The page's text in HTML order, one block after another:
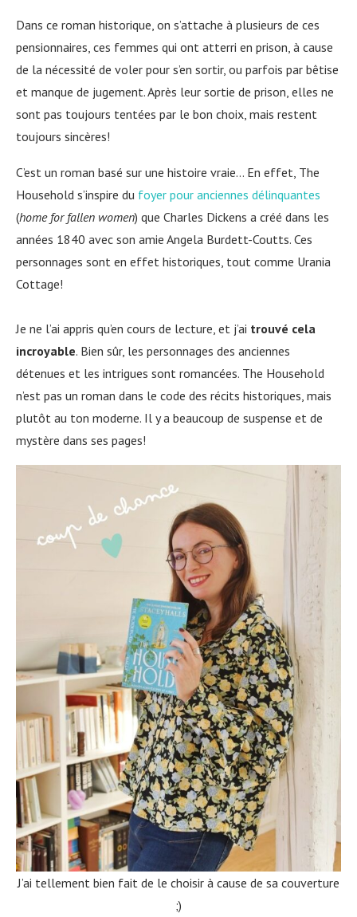
Dans ce roman historique, on s’attache à plusieurs de ces
pensionnaires, ces femmes qui ont atterri en prison, à cause
de la nécessité de voler pour s’en sortir, ou parfois par bêtise
et manque de jugement. Après leur sortie de prison, elles ne
sont pas toujours tentées par le bon choix, mais restent
toujours sincères!
C’est un roman basé sur une histoire vraie… En effet, The
Household s’inspire du foyer pour anciennes délinquantes
(home for fallen women) que Charles Dickens a créé dans les
années 1840 avec son amie Angela Burdett-Coutts. Ces
personnages sont en effet historiques, tout comme Urania
Cottage!
Je ne l’ai appris qu’en cours de lecture, et j’ai trouvé cela
incroyable. Bien sûr, les personnages des anciennes
détenues et les intrigues sont romancées. The Household
n’est pas un roman dans le code des récits historiques, mais
plutôt au ton moderne. Il y a beaucoup de suspense et de
mystère dans ses pages!
J’ai tellement bien fait de le choisir à cause de sa couverture
;)